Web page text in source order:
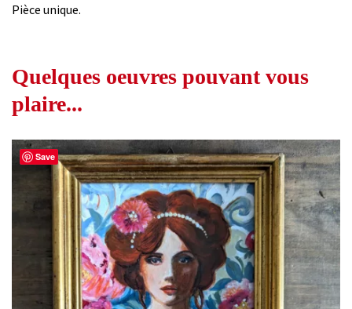
Pièce unique.
Quelques oeuvres pouvant vous
plaire...
Save